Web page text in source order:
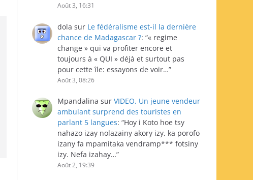
Août 3, 16:31
dola sur Le fédéralisme est-il la dernière
chance de Madagascar ?: “« regime
change » qui va profiter encore et
toujours à « QUI » déjà et surtout pas
pour cette île: essayons de voir…”
Août 3, 08:26
Mpandalina sur VIDEO. Un jeune vendeur
ambulant surprend des touristes en
parlant 5 langues: “Hoy i Koto hoe tsy
nahazo izay nolazainy akory izy, ka porofo
izany fa mpamitaka vendramp*** fotsiny
izy. Nefa izahay…”
Août 2, 19:39